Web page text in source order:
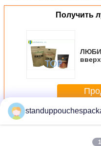
Получить
Больше встать мешок